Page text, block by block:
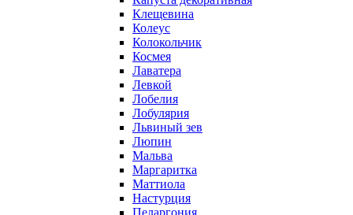
Клещевина
Колеус
Колокольчик
Космея
Лаватера
Левкой
Лобелия
Лобулярия
Львиный зев
Люпин
Мальва
Маргаритка
Маттиола
Настурция